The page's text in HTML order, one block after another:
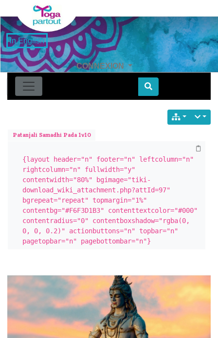
in English
CONNEXION
Find
Patanjali Samadhi Pada 1v10
{layout header="n" footer="n" leftcolumn="n"
rightcolumn="n" fullwidth="y"
contentwidth="80%" bgimage="tiki-
download_wiki_attachment.php?attId=97"
bgrepeat="repeat" topmargin="1%"
contentbg="#F6F3D1B3" contenttextcolor="#000"
contentradius="0" contentboxshadow="rgba(0,
0, 0, 0.2)" actionbuttons="n" topbar="n"
pagetopbar="n" pagebottombar="n"}